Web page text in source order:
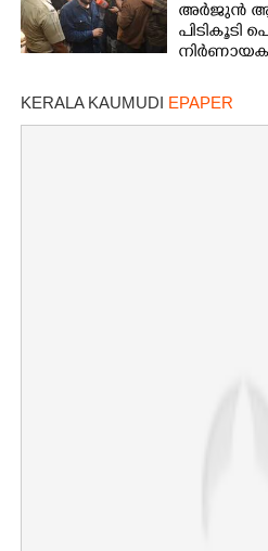
അർജുൻ
പിടികൂടി
സംശയം
KERALA KAUMUDI EPAPER